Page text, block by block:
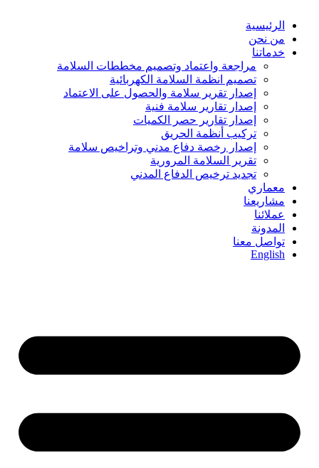
الرئيسية
من نحن
خدماتنا
مراجعة واعتماد وتصميم مخططات السلامة
تصميم انظمة السلامة الكهربائية
إصدار تقرير سلامة والحصول على الاعتماد
إصدار تقارير سلامة فنية
إصدار تقارير حصر الكميات
تركيب أنظمة الحريق
إصدار رخصة دفاع مدني وتراخيص سلامة
تقرير السلامة المرورية
تجديد ترخيص الدفاع المدني
معماري
مشاريعنا
عملائنا
المدونة
تواصل معنا
English